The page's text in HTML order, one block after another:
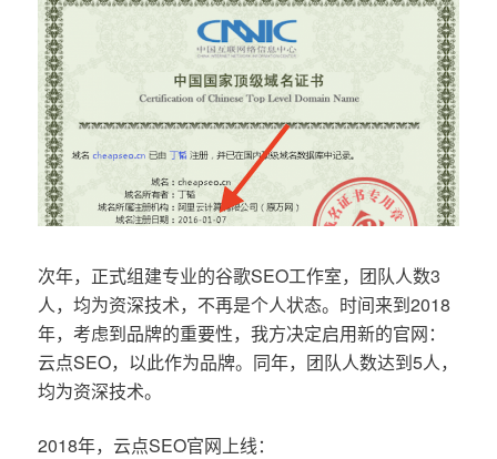
次年，正式组建专业的谷歌SEO工作室，团队人数3
人，均为资深技术，不再是个人状态。时间来到2018
年，考虑到品牌的重要性，我方决定启用新的官网：
云点SEO，以此作为品牌。同年，团队人数达到5人，
均为资深技术。
2018年，云点SEO官网上线：